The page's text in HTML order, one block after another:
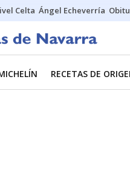
Celta Ángel Echeverría
RECETAS DE